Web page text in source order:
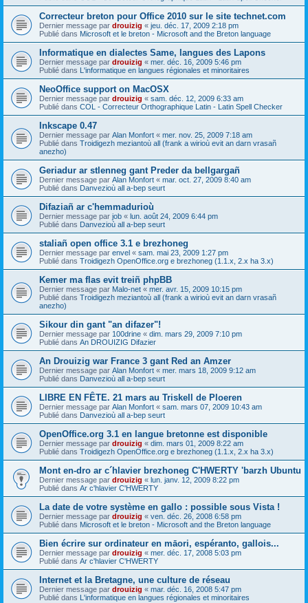
Correcteur breton pour Office 2010 sur le site technet.com
Dernier message par drouizig « jeu. déc. 17, 2009 2:18 pm
Publié dans Microsoft et le breton - Microsoft and the Breton language
Informatique en dialectes Same, langues des Lapons
Dernier message par drouizig « mer. déc. 16, 2009 5:46 pm
Publié dans L'informatique en langues régionales et minoritaires
NeoOffice support on MacOSX
Dernier message par drouizig « sam. déc. 12, 2009 6:33 am
Publié dans COL - Correcteur Orthographique Latin - Latin Spell Checker
Inkscape 0.47
Dernier message par Alan Monfort « mer. nov. 25, 2009 7:18 am
Publié dans Troidigezh meziantoù all (frank a wirioù evit an darn vrasañ
anezho)
Geriadur ar stlenneg gant Preder da bellgargañ
Dernier message par Alan Monfort « mar. oct. 27, 2009 8:40 am
Publié dans Danvezioù all a-bep seurt
Difaziañ ar c'hemmadurioù
Dernier message par job « lun. août 24, 2009 6:44 pm
Publié dans Danvezioù all a-bep seurt
staliañ open office 3.1 e brezhoneg
Dernier message par envel « sam. mai 23, 2009 1:27 pm
Publié dans Troidigezh OpenOffice.org e brezhoneg (1.1.x, 2.x ha 3.x)
Kemer ma flas evit treiñ phpBB
Dernier message par Malo-net « mer. avr. 15, 2009 10:15 pm
Publié dans Troidigezh meziantoù all (frank a wirioù evit an darn vrasañ
anezho)
Sikour din gant "an difazer"!
Dernier message par 100drine « dim. mars 29, 2009 7:10 pm
Publié dans An DROUIZIG Difazier
An Drouizig war France 3 gant Red an Amzer
Dernier message par Alan Monfort « mer. mars 18, 2009 9:12 am
Publié dans Danvezioù all a-bep seurt
LIBRE EN FÊTE. 21 mars au Triskell de Ploeren
Dernier message par Alan Monfort « sam. mars 07, 2009 10:43 am
Publié dans Danvezioù all a-bep seurt
OpenOffice.org 3.1 en langue bretonne est disponible
Dernier message par drouizig « dim. mars 01, 2009 8:22 am
Publié dans Troidigezh OpenOffice.org e brezhoneg (1.1.x, 2.x ha 3.x)
Mont en-dro ar c´hlavier brezhoneg C'HWERTY 'barzh Ubuntu
Dernier message par drouizig « lun. janv. 12, 2009 8:22 pm
Publié dans Ar c'hlavier C'HWERTY
La date de votre système en gallo : possible sous Vista !
Dernier message par drouizig « ven. déc. 26, 2008 6:58 pm
Publié dans Microsoft et le breton - Microsoft and the Breton language
Bien écrire sur ordinateur en māori, espéranto, gallois...
Dernier message par drouizig « mer. déc. 17, 2008 5:03 pm
Publié dans Ar c'hlavier C'HWERTY
Internet et la Bretagne, une culture de réseau
Dernier message par drouizig « mar. déc. 16, 2008 5:47 pm
Publié dans L'informatique en langues régionales et minoritaires